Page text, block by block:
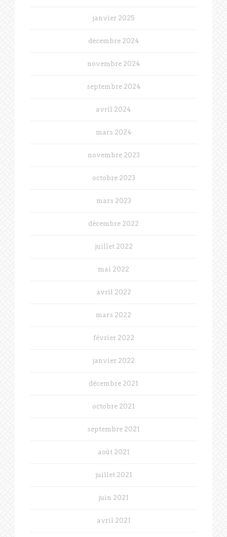
janvier 2025
décembre 2024
novembre 2024
septembre 2024
avril 2024
mars 2024
novembre 2023
octobre 2023
mars 2023
décembre 2022
juillet 2022
mai 2022
avril 2022
mars 2022
février 2022
janvier 2022
décembre 2021
octobre 2021
septembre 2021
août 2021
juillet 2021
juin 2021
avril 2021